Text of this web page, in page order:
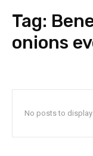
Tag:
onions
No posts to display